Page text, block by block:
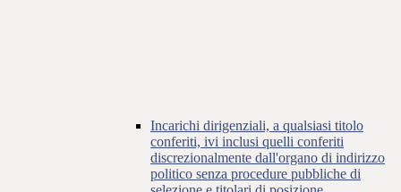
Incarichi dirigenziali, a qualsiasi titolo
conferiti, ivi inclusi quelli conferiti
discrezionalmente dall'organo di indirizzo
politico senza procedure pubbliche di